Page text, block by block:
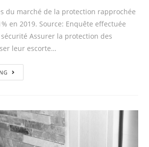
du marché de la protection rapprochée
en 2019. Source: Enquête effectuée
Assurer la protection des
leur escorte…